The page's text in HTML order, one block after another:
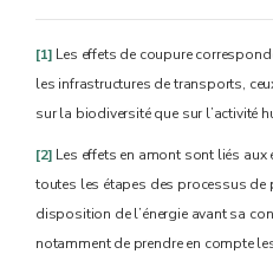
[1] Les effets de coupure
les infrastructures de transports,
sur la biodiversité que sur l’activité
[2] Les effets en amont sont liés
toutes les étapes des processus de
disposition de l’énergie avant sa
notamment de prendre en compte